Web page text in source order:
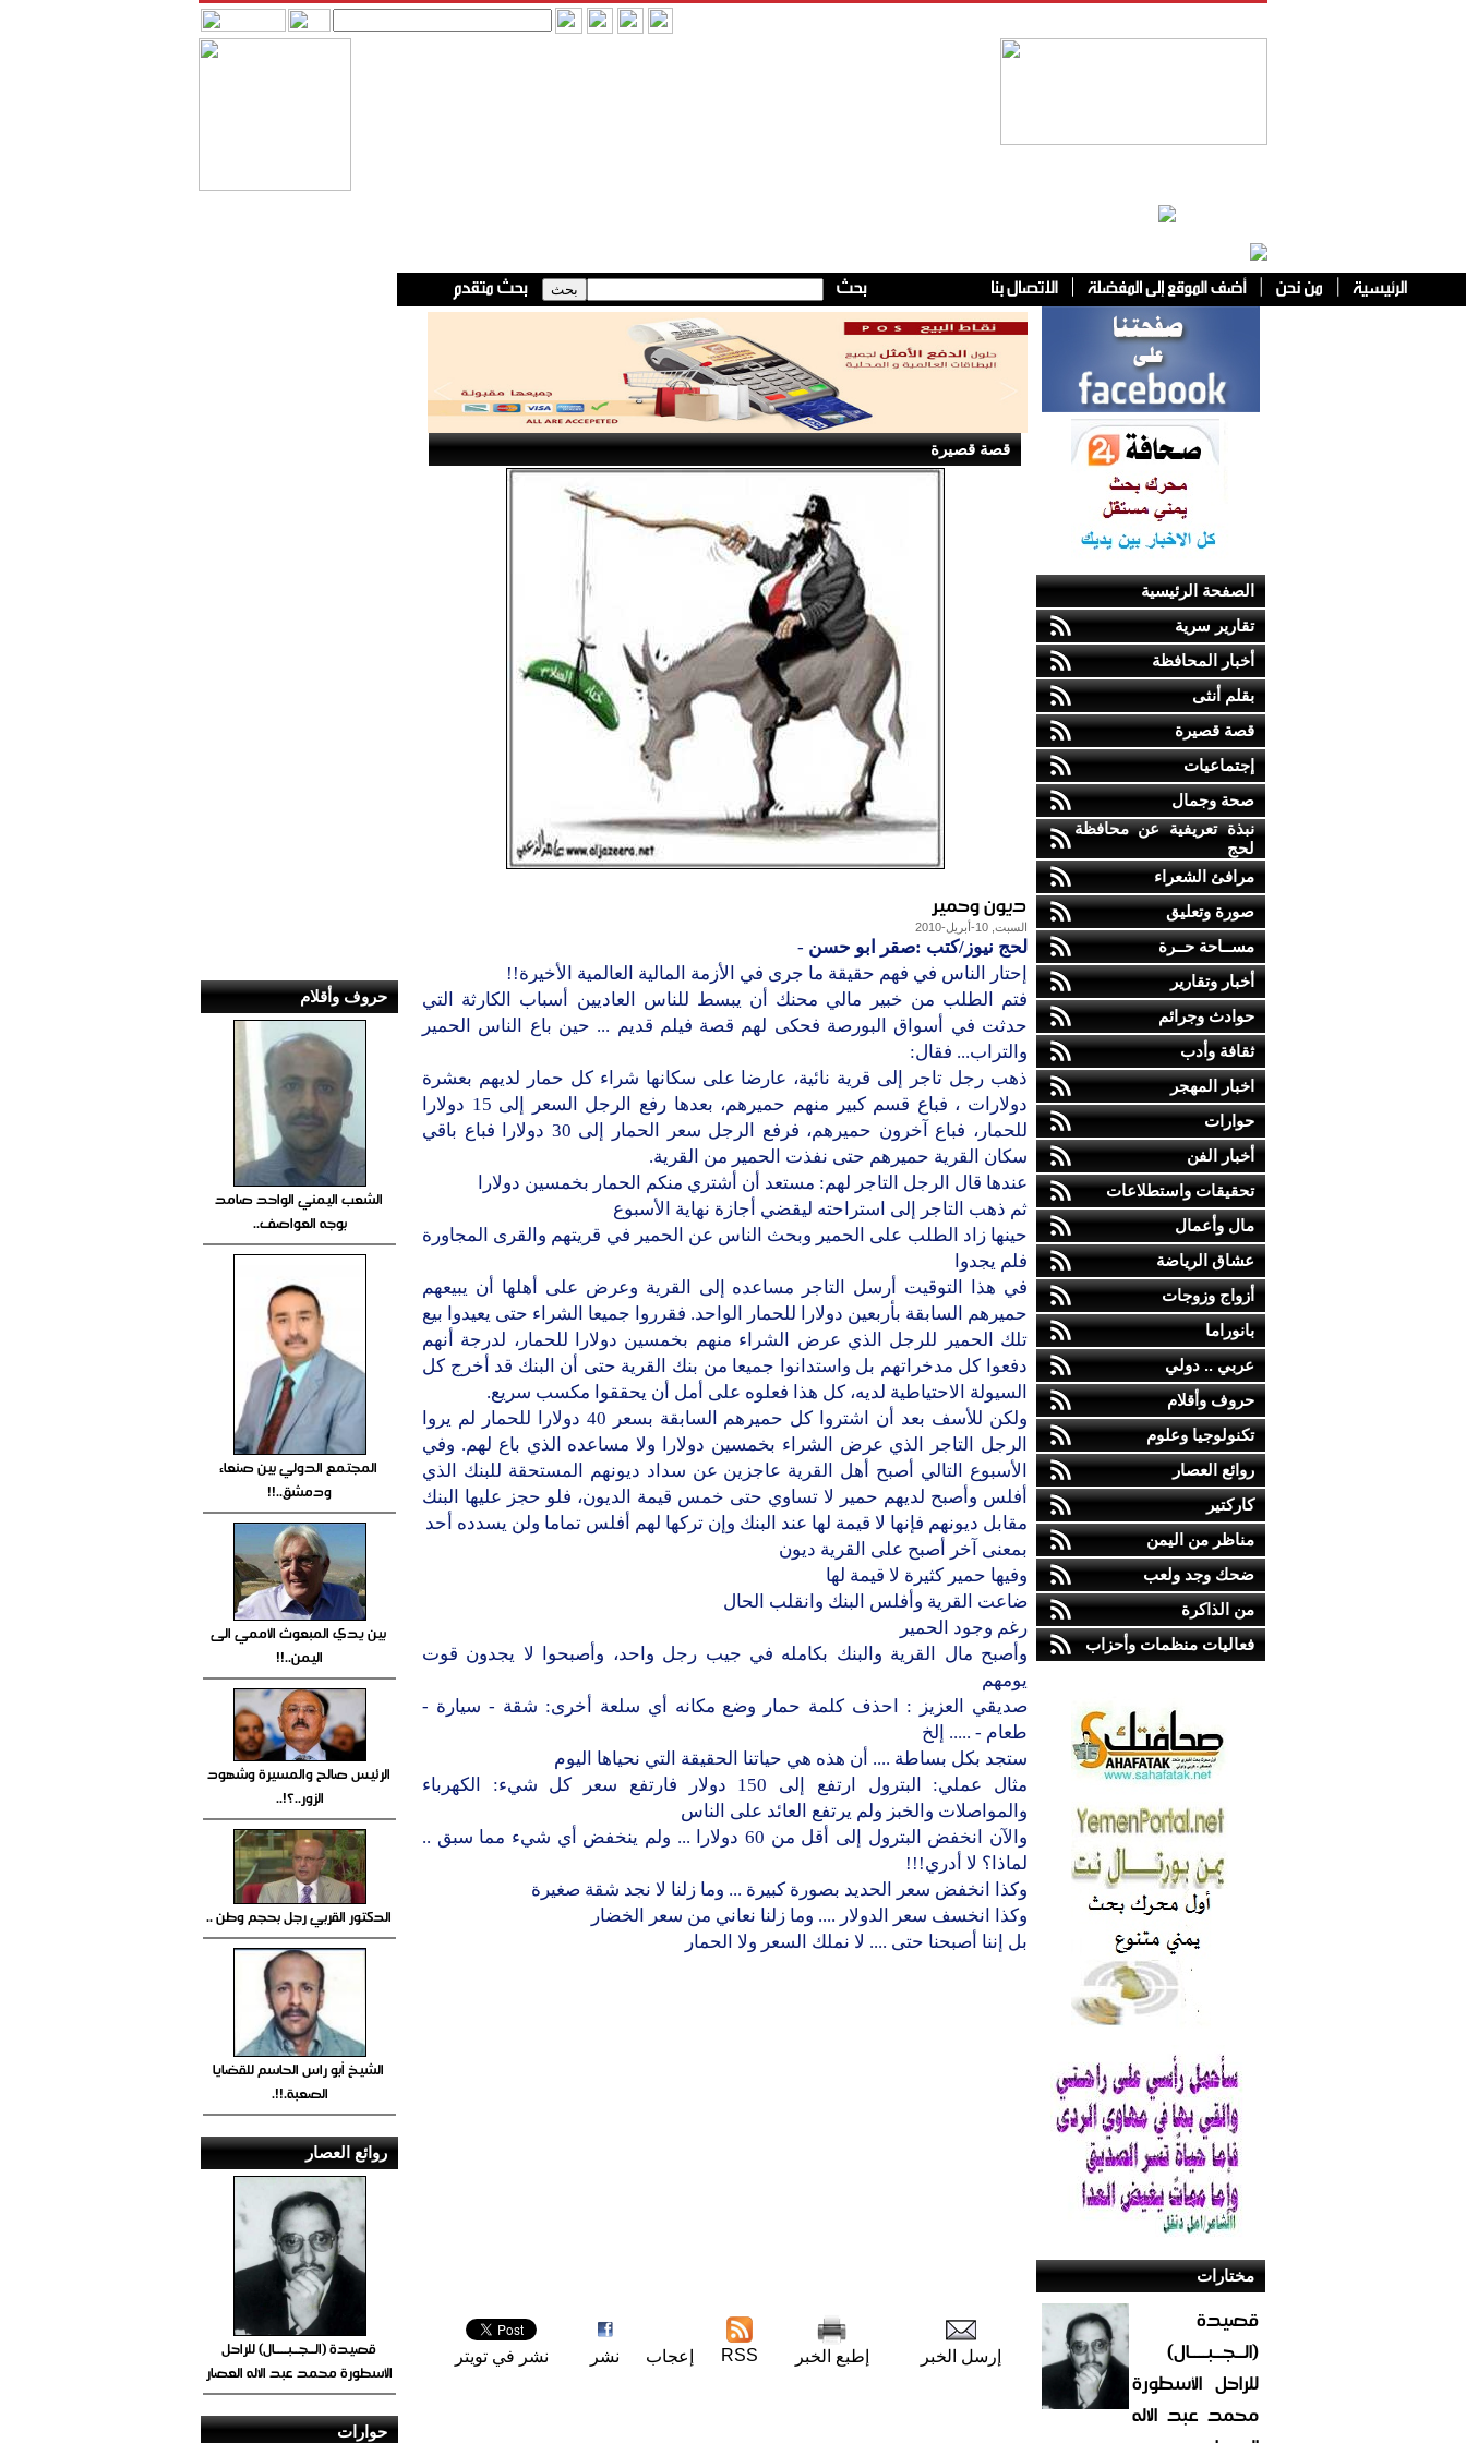
الصفحة الرئيسية
تقارير سرية
أخبار المحافظة
بقلم أنثى
قصة قصيرة
إجتماعيات
صحة وجمال
نبذة تعريفية عن محافظة
لحج
مرافئ الشعراء
صورة وتعليق
مســاحة حــرة
أخبار وتقارير
حوادث وجرائم
ثقافة وأدب
اخبار المهجر
حوارات
أخبار الفن
تحقيقات واستطلاعات
مال وأعمال
عشاق الرياضة
أزواج وزوجات
بانوراما
عربي .. دولي
حروف وأقلام
تكنولوجيا وعلوم
روائع العصار
كاركتير
مناظر من اليمن
ضحك وجد ولعب
من الذاكرة
فعاليات منظمات وأحزاب
مختارات
قصيدة
(الــجــبــــال)
للراحل الأسطورة
محمد عبد الاله
قصة قصيرة
ديون وحمير
السبت, 10-أبريل-2010
لحج نيوز/كتب :صقر ابو حسن -
إحتار الناس في فهم حقيقة ما جرى في الأزمة المالية العالمية الأخيرة!!
فتم الطلب من خبير مالي محنك أن يبسط للناس العاديين أسباب الكارثة التي
حدثت في أسواق البورصة فحكى لهم قصة فيلم قديم ... حين باع الناس الحمير
والتراب... فقال:
ذهب رجل تاجر إلى قرية نائية، عارضا على سكانها شراء كل حمار لديهم بعشرة
دولارات ، فباع قسم كبير منهم حميرهم، بعدها رفع الرجل السعر إلى 15 دولارا
للحمار، فباع آخرون حميرهم، فرفع الرجل سعر الحمار إلى 30 دولارا فباع باقي
سكان القرية حميرهم حتى نفذت الحمير من القرية.
عندها قال الرجل التاجر لهم: مستعد أن أشتري منكم الحمار بخمسين دولارا
ثم ذهب التاجر إلى استراحته ليقضي أجازة نهاية الأسبوع
حينها زاد الطلب على الحمير وبحث الناس عن الحمير في قريتهم والقرى المجاورة
فلم يجدوا
في هذا التوقيت أرسل التاجر مساعده إلى القرية وعرض على أهلها أن يبيعهم
حميرهم السابقة بأربعين دولارا للحمار الواحد. فقرروا جميعا الشراء حتى يعيدوا بيع
تلك الحمير للرجل الذي عرض الشراء منهم بخمسين دولارا للحمار، لدرجة أنهم
دفعوا كل مدخراتهم بل واستدانوا جميعا من بنك القرية حتى أن البنك قد أخرج كل
السيولة الاحتياطية لديه، كل هذا فعلوه على أمل أن يحققوا مكسب سريع.
ولكن للأسف بعد أن اشتروا كل حميرهم السابقة بسعر 40 دولارا للحمار لم يروا
الرجل التاجر الذي عرض الشراء بخمسين دولارا ولا مساعده الذي باع لهم. وفي
الأسبوع التالي أصبح أهل القرية عاجزين عن سداد ديونهم المستحقة للبنك الذي
أفلس وأصبح لديهم حمير لا تساوي حتى خمس قيمة الديون، فلو حجز عليها البنك
مقابل ديونهم فإنها لا قيمة لها عند البنك وإن تركها لهم أفلس تماما ولن يسدده أحد
بمعنى آخر أصبح على القرية ديون
وفيها حمير كثيرة لا قيمة لها
ضاعت القرية وأفلس البنك وانقلب الحال
رغم وجود الحمير
وأصبح مال القرية والبنك بكامله في جيب رجل واحد، وأصبحوا لا يجدون قوت
يومهم
صديقي العزيز : احذف كلمة حمار وضع مكانه أي سلعة أخرى: شقة - سيارة -
طعام - ..... إلخ
ستجد بكل بساطة .... أن هذه هي حياتنا الحقيقة التي نحياها اليوم
مثال عملي: البترول ارتفع إلى 150 دولار فارتفع سعر كل شيء: الكهرباء
والمواصلات والخبز ولم يرتفع العائد على الناس
والآن انخفض البترول إلى أقل من 60 دولارا ... ولم ينخفض أي شيء مما سبق ..
لماذا؟ لا أدري!!!
وكذا انخفض سعر الحديد بصورة كبيرة ... وما زلنا لا نجد شقة صغيرة
وكذا انخسف سعر الدولار .... وما زلنا نعاني من سعر الخضار
بل إننا أصبحنا حتى .... لا نملك السعر ولا الحمار
إرسل الخبر إطبع الخبر RSS إعجاب نشر نشر في تويتر
حروف وأقلام
الشعب اليمني الواحد صامد
بوجه العواصف..
المجتمع الدولي بين صنعاء
ودمشق..!!
بين يدي المبعوث الأممي الى
اليمن..!!
الرئيس صالح والمسيرة وشهود
الزور..؟!..
الدكتور القربي رجل بحجم وطن ..
الشيخ أبو راس الحاسم للقضايا
الصعبة.!!.
روائع العصار
قصيدة (الــجــبــــال) للراحل
الأسطورة محمد عبد الاله العصار
حوارات